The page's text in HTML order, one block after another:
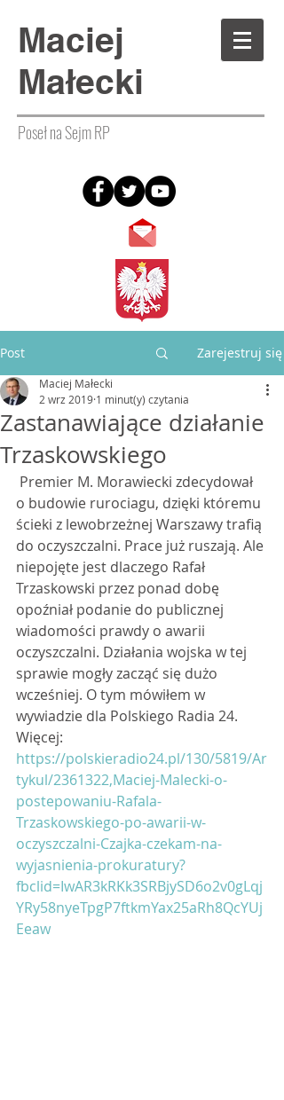
Maciej
Małecki
Poseł na Sejm RP
Post Zarejestruj się
Zastanawiające działanie
Trzaskowskiego
Maciej Małecki
2 wrz 2019 1 minut(y) czytania
o budowie rurociagu, dzięki któremu
ścieki z lewobrzeżnej Warszawy trafią
do oczyszczalni. Prace już ruszają. Ale
niepojęte jest dlaczego Rafał
Trzaskowski przez ponad dobę
opoźniał podanie do publicznej
wiadomości prawdy o awarii
oczyszczalni. Działania wojska w tej
sprawie mogły zacząć się dużo
wcześniej. O tym mówiłem w
wywiadzie dla Polskiego Radia 24.
Więcej:
https://polskieradio24.pl/130/5819/Ar
tykul/2361322,Maciej-Malecki-o-
postepowaniu-Rafala-
Trzaskowskiego-po-awarii-w-
oczyszczalni-Czajka-czekam-na-
wyjasnienia-prokuratury?
fbclid=IwAR3kRKk3SRBjySD6o2v0gLqj
YRy58nyeTpgP7ftkmYax25aRh8QcYUj
Eeaw